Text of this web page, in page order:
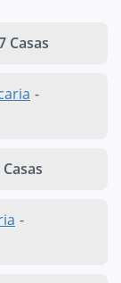
Casas
-
-